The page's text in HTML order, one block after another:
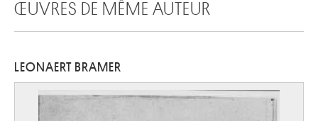
ŒUVRES DE MÊME AUTEUR
LEONAERT BRAMER